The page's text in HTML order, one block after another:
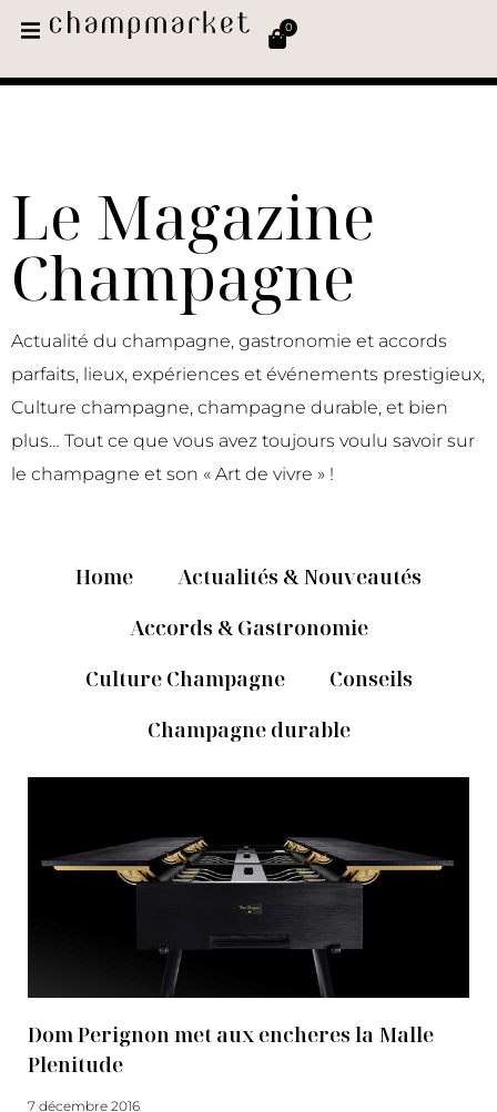
0
Le Magazine
Champagne
Actualité du champagne, gastronomie et accords
parfaits, lieux, expériences et événements prestigieux,
Culture champagne, champagne durable, et bien
plus… Tout ce que vous avez toujours voulu savoir sur
le champagne et son « Art de vivre » !
Home
Actualités & Nouveautés
Accords & Gastronomie
Culture Champagne
Conseils
Champagne durable
Dom Perignon met aux encheres la Malle
Plenitude
7 décembre 2016